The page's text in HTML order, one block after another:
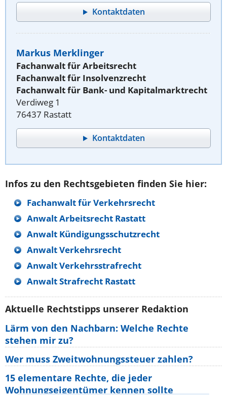
Kontaktdaten
Markus Merklinger
Fachanwalt für Arbeitsrecht
Fachanwalt für Insolvenzrecht
Fachanwalt für Bank- und Kapitalmarktrecht
Verdiweg 1
76437 Rastatt
Kontaktdaten
Infos zu den Rechtsgebieten finden Sie hier:
Fachanwalt für Verkehrsrecht
Anwalt Arbeitsrecht Rastatt
Anwalt Kündigungsschutzrecht
Anwalt Verkehrsrecht
Anwalt Verkehrsstrafrecht
Anwalt Strafrecht Rastatt
Aktuelle Rechtstipps unserer Redaktion
Lärm von den Nachbarn: Welche Rechte
stehen mir zu?
Wer muss Zweitwohnungssteuer zahlen?
15 elementare Rechte, die jeder
Wohnungseigentümer kennen sollte